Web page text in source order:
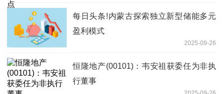
每日头条!内蒙古探索独立新型储能多元
盈利模式
2025-09-26
恒隆地产(00101)：韦安祖获委任为非执
行董事